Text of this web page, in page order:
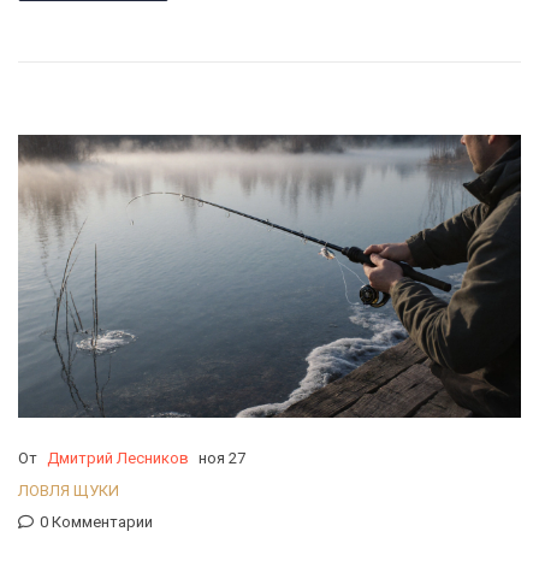
От Дмитрий Лесников ноя 27
ЛОВЛЯ ЩУКИ
0 Комментарии